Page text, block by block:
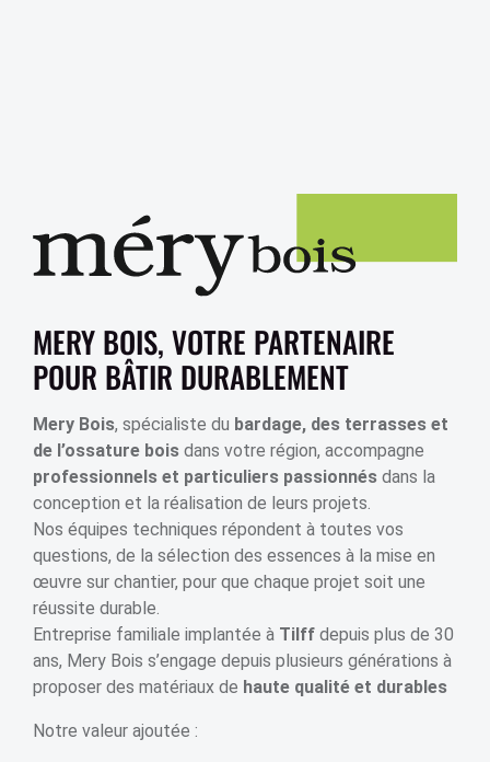
MERY BOIS, VOTRE PARTENAIRE
POUR BÂTIR DURABLEMENT
Mery Bois, spécialiste du bardage, des terrasses et
de l’ossature bois dans votre région, accompagne
professionnels et particuliers passionnés dans la
conception et la réalisation de leurs projets.
Nos équipes techniques répondent à toutes vos
questions, de la sélection des essences à la mise en
œuvre sur chantier, pour que chaque projet soit une
réussite durable.
Entreprise familiale implantée à Tilff depuis plus de 30
ans, Mery Bois s’engage depuis plusieurs générations à
proposer des matériaux de haute qualité et durables
Notre valeur ajoutée :